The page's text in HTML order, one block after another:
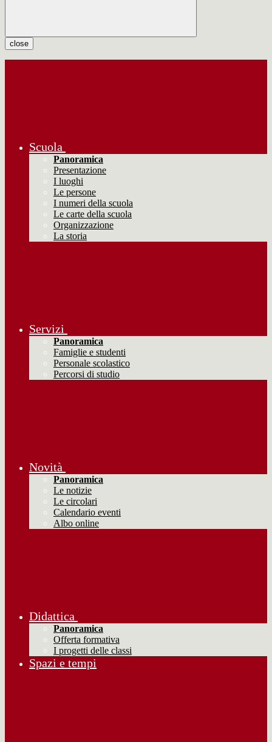
close
Scuola
Panoramica
Presentazione
I luoghi
Le persone
I numeri della scuola
Le carte della scuola
Organizzazione
La storia
Servizi
Panoramica
Famiglie e studenti
Personale scolastico
Percorsi di studio
Novità
Panoramica
Le notizie
Le circolari
Calendario eventi
Albo online
Didattica
Panoramica
Offerta formativa
I progetti delle classi
Spazi e tempi